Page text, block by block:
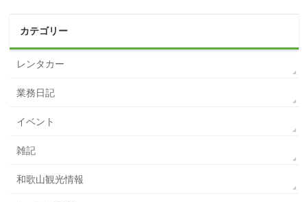
カテゴリー
レンタカー
業務日記
イベント
雑記
和歌山観光情報